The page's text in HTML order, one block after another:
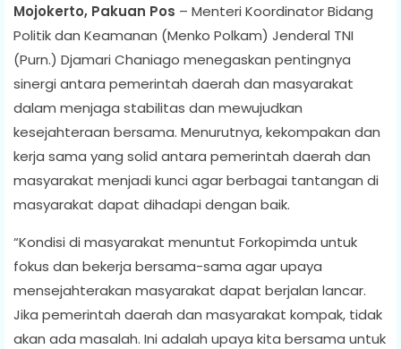
Mojokerto, Pakuan Pos – Menteri Koordinator Bidang
Politik dan Keamanan (Menko Polkam) Jenderal TNI
(Purn.) Djamari Chaniago menegaskan pentingnya
sinergi antara pemerintah daerah dan masyarakat
dalam menjaga stabilitas dan mewujudkan
kesejahteraan bersama. Menurutnya, kekompakan dan
kerja sama yang solid antara pemerintah daerah dan
masyarakat menjadi kunci agar berbagai tantangan di
masyarakat dapat dihadapi dengan baik.
“Kondisi di masyarakat menuntut Forkopimda untuk
fokus dan bekerja bersama-sama agar upaya
mensejahterakan masyarakat dapat berjalan lancar.
Jika pemerintah daerah dan masyarakat kompak, tidak
akan ada masalah. Ini adalah upaya kita bersama untuk